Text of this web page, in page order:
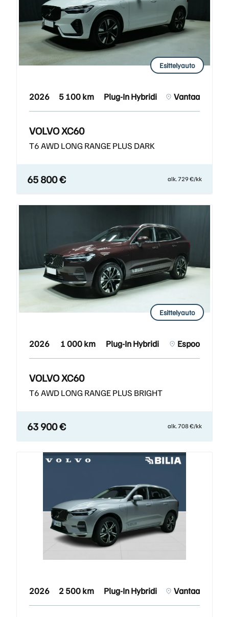
Esittelyauto
2026 5 100 km Plug-In Hybridi Vantaa
VOLVO XC60
T6 AWD LONG RANGE PLUS DARK
65 800 € alk. 729 €/kk
Esittelyauto
2026 1 000 km Plug-In Hybridi Espoo
VOLVO XC60
T6 AWD LONG RANGE PLUS BRIGHT
63 900 € alk. 708 €/kk
2026 2 500 km Plug-In Hybridi Vantaa